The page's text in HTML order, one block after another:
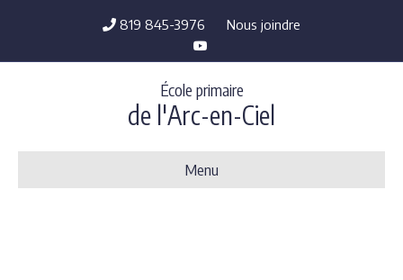
819 845-3976
Nous joindre
Y
o
u
u
e
École primaire
de l'Arc-en-Ciel
Menu